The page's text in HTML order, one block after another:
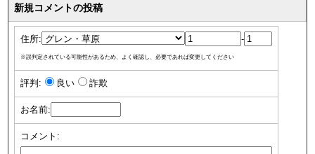
新規コメントの投稿
住所: -
※誤判定されている可能性があるため、よく確認し、必要であれば変更してください
評判: 良い 詐欺
お名前:
コメント: